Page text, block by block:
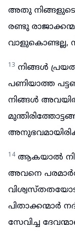
അതു
രണ്ടു
വാളുകൊണ്ടല്ല,
13 നിങ്ങൾ
പണിയാത്ത
നിങ്ങൾ അവയിൽ
14 ആകയാൽ
അവനെ
പിതാക്കന്മാർ
സേവിച്ച